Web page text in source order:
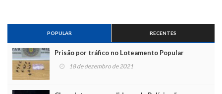
POPULAR RECENTES
Prisão por tráfico no Loteamento Popular
18 de dezembro de 2021